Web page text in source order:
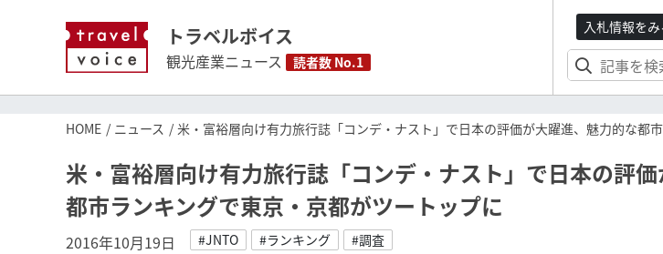
トラベルボイス
観光産業ニュース 読者数 No.1
入札情報をみ
HOME ニュース 米・富裕層向け有力旅行誌「コンデ・ナスト」で日本の評価が大躍進、魅力的な都
米・富裕層向け有力旅行誌「コンデ・ナスト」で日本の評
都市ランキングで東京・京都がツートップに
2016年10月19日 #JNTO #ランキング #調査